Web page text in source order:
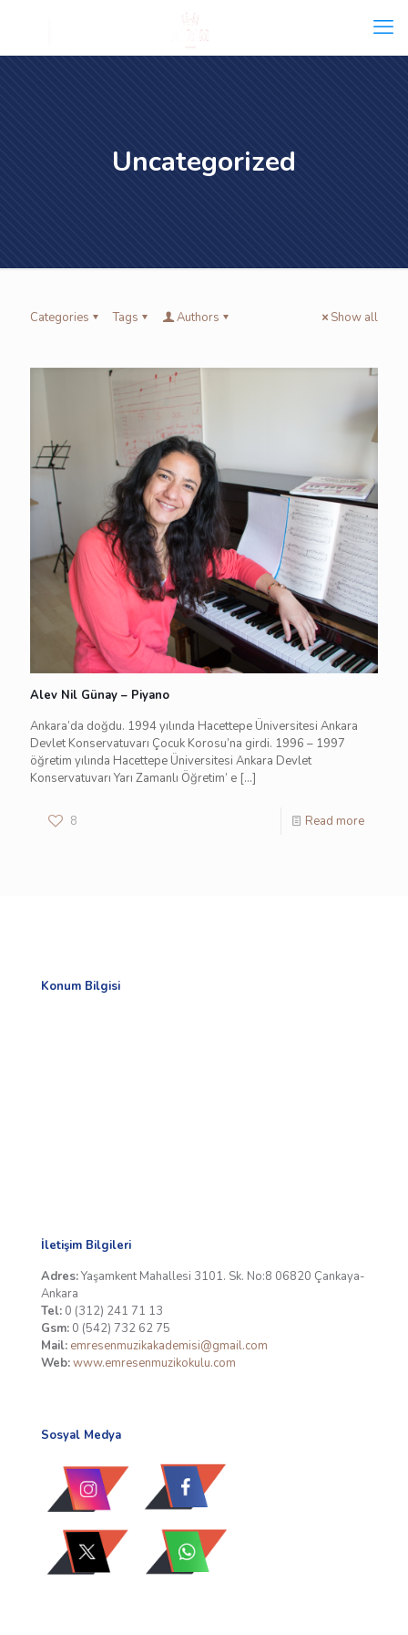
Uncategorized
Categories Tags Authors Show all
Alev Nil Günay – Piyano
Ankara’da doğdu. 1994 yılında Hacettepe Üniversitesi Ankara
Devlet Konservatuvarı Çocuk Korosu’na girdi. 1996 – 1997
öğretim yılında Hacettepe Üniversitesi Ankara Devlet
Konservatuvarı Yarı Zamanlı Öğretim’ e […]
8 Read more
Konum Bilgisi
İletişim Bilgileri
Adres:Yaşamkent Mahallesi 3101. Sk. No:8 06820 Çankaya-
Ankara
Tel: 0 (312) 241 71 13
Gsm: 0 (542) 732 62 75
Mail: emresenmuzikakademisi@gmail.com
Web:www.emresenmuzikokulu.com
Sosyal Medya